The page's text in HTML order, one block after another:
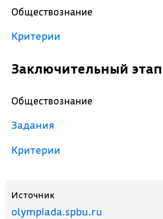
Обществознание
Критерии
Заключительный этап
Обществознание
Задания
Критерии
Источник
olympiada.spbu.ru